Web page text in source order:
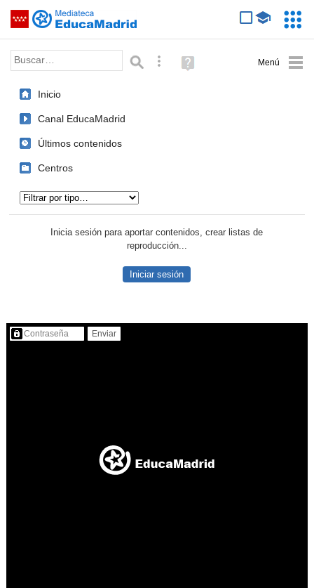
Saltar navegación
Palabra o frase: Búsqueda avanzada
Ayuda
(en
Inicio
Canal EducaMadrid
Últimos contenidos
Centros
Inicia sesión para aportar contenidos, crear listas de
reproducción...
Iniciar sesión
Contenido protegido…